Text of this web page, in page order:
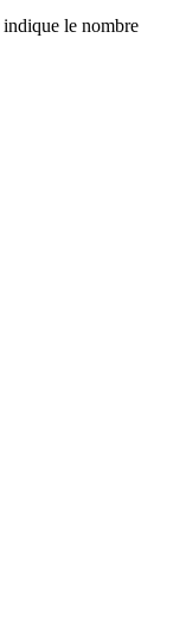
le nombre